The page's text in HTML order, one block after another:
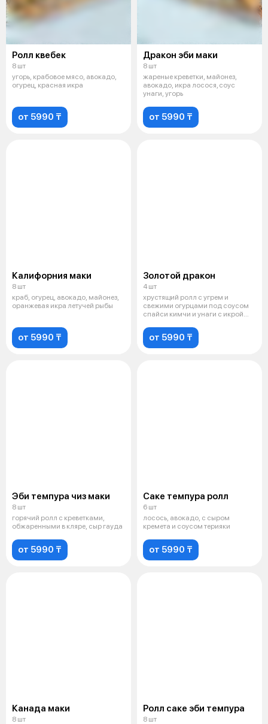
Ролл квебек
8 шт
угорь, крабовое мясо, авокадо,
огурец, красная икра
от 5990 ₸
Дракон эби маки
8 шт
жареные креветки, майонез,
авокадо, икра лосося, соус
унаги, угорь
от 5990 ₸
Калифорния маки
8 шт
краб, огурец, авокадо, майонез,
оранжевая икра летучей рыбы
от 5990 ₸
Золотой дракон
4 шт
хрустящий ролл с угрем и
свежими огурцами под соусом
спайси кимчи и унаги с икрой
от 5990 ₸
Эби темпура чиз маки
8 шт
горячий ролл с креветками,
обжаренными в кляре, сыр гауда
от 5990 ₸
Саке темпура ролл
6 шт
лосось, авокадо, с сыром
кремета и соусом терияки
от 5990 ₸
Канада маки
8 шт
Ролл саке эби темпура
8 шт